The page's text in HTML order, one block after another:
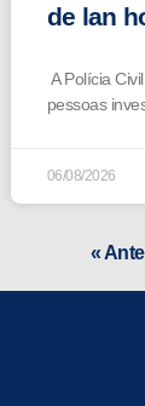
de lan
A Polícia
pessoas
06/08/2026
«